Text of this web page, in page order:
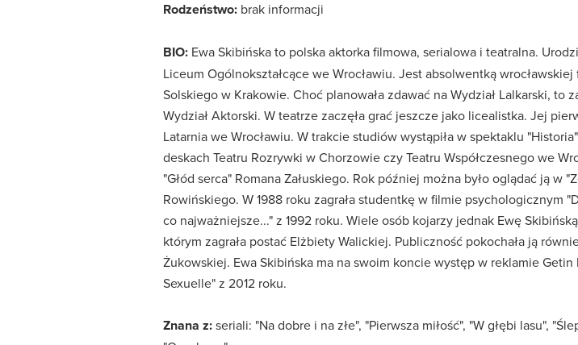
Rodzeństwo: brak informacji
BIO: Ewa Skibińska to polska aktorka filmowa, serialowa i teatralna.
Liceum Ogólnokształcące we Wrocławiu. Jest absolwentką
Solskiego w Krakowie. Choć planowała zdawać na Wydział Lalkarski, to
Wydział Aktorski. W teatrze zaczęła grać jeszcze jako licealistka. Jej
Latarnia we Wrocławiu. W trakcie studiów wystąpiła w spektaklu
deskach Teatru Rozrywki w Chorzowie czy Teatru Współczesnego we
"Głód serca" Romana Załuskiego. Rok później można było oglądać ją
Rowińskiego. W 1988 roku zagrała studentkę w filmie psychologicznym
co najważniejsze..." z 1992 roku. Wiele osób kojarzy jednak Ewę
którym zagrała postać Elżbiety Walickiej. Publiczność pokochała ją
Żukowskiej. Ewa Skibińska ma na swoim koncie występ w reklamie
Sexuelle" z 2012 roku.
Znana z:seriali: "Na dobre i na złe", "Pierwsza miłość", "W głębi lasu",